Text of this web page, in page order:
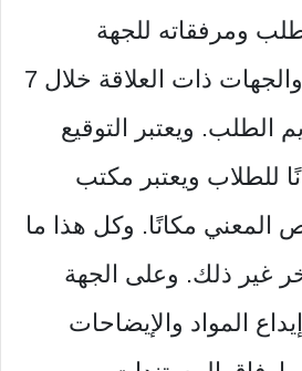
ومرفقاته للجهة
الإدارية المختصة والجهات ذات العلاقة خلال 7
الطلب. ويعتبر التوقيع
للطلاب ويعتبر مكتب
المعني مكانًا. وكل هذا ما
غير ذلك. وعلى الجهة
المواد والإيضاحات